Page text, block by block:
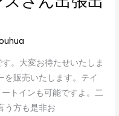
。大変お待たせいたしま
を販売いたします。テイ
トインも可能ですよ。二
う方も是非お